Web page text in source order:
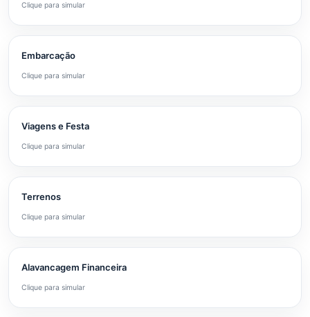
Clique para simular
Embarcação
Clique para simular
Viagens e Festa
Clique para simular
Terrenos
Clique para simular
Alavancagem Financeira
Clique para simular